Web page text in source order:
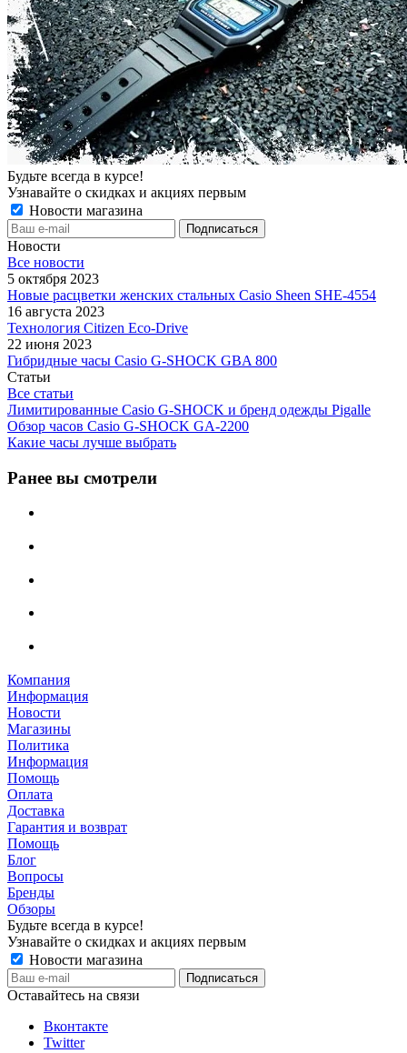
Будьте всегда в курсе!
Узнавайте о скидках и акциях первым
Новости магазина
Новости
Все новости
5 октября 2023
Новые расцветки женских стальных Casio Sheen SHE-4554
16 августа 2023
Технология Citizen Eco-Drive
22 июня 2023
Гибридные часы Casio G-SHOCK GBA 800
Статьи
Все статьи
Лимитированные Casio G-SHOCK и бренд одежды Pigalle
Обзор часов Casio G-SHOCK GA-2200
Какие часы лучше выбрать
Ранее вы смотрели
Компания
Информация
Новости
Магазины
Политика
Информация
Помощь
Оплата
Доставка
Гарантия и возврат
Помощь
Блог
Вопросы
Бренды
Обзоры
Будьте всегда в курсе!
Узнавайте о скидках и акциях первым
Новости магазина
Оставайтесь на связи
Вконтакте
Twitter